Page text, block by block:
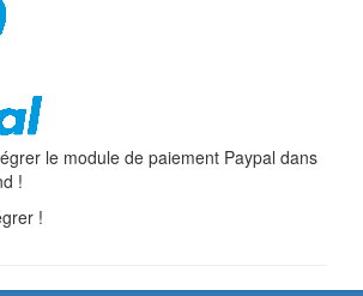
le module de paiement Paypal dans
!
!